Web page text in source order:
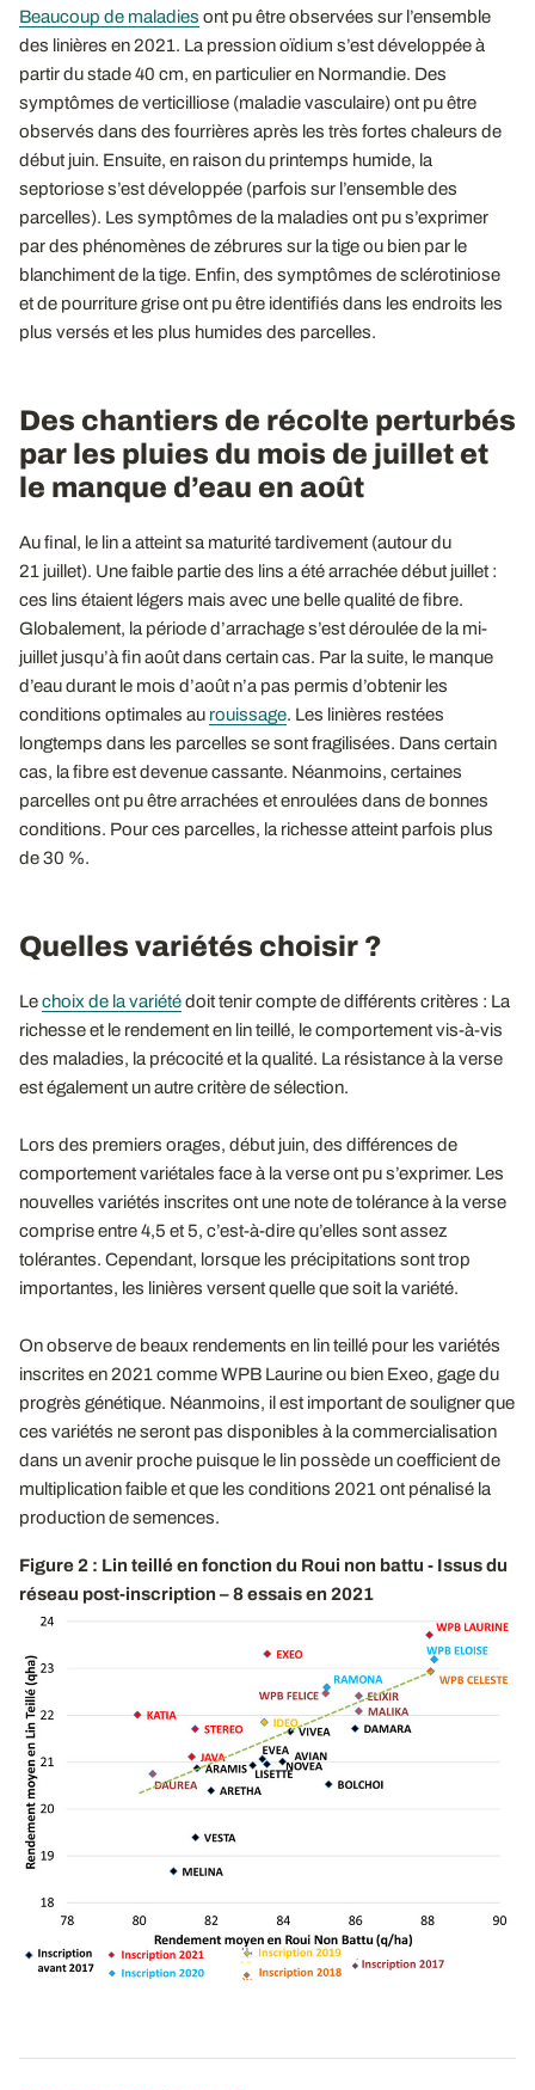
Beaucoup de maladies ont pu être observées sur l’ensemble
des linières en 2021. La pression oïdium s’est développée à
partir du stade 40 cm, en particulier en Normandie. Des
symptômes de verticilliose (maladie vasculaire) ont pu être
observés dans des fourrières après les très fortes chaleurs de
début juin. Ensuite, en raison du printemps humide, la
septoriose s’est développée (parfois sur l’ensemble des
parcelles). Les symptômes de la maladies ont pu s’exprimer
par des phénomènes de zébrures sur la tige ou bien par le
blanchiment de la tige. Enfin, des symptômes de sclérotiniose
et de pourriture grise ont pu être identifiés dans les endroits les
plus versés et les plus humides des parcelles.
Des chantiers de récolte perturbés
par les pluies du mois de juillet et
le manque d’eau en août
Au final, le lin a atteint sa maturité tardivement (autour du
21 juillet). Une faible partie des lins a été arrachée début juillet :
ces lins étaient légers mais avec une belle qualité de fibre.
Globalement, la période d’arrachage s’est déroulée de la mi-
juillet jusqu’à fin août dans certain cas. Par la suite, le manque
d’eau durant le mois d’août n’a pas permis d’obtenir les
conditions optimales au rouissage. Les linières restées
longtemps dans les parcelles se sont fragilisées. Dans certain
cas, la fibre est devenue cassante. Néanmoins, certaines
parcelles ont pu être arrachées et enroulées dans de bonnes
conditions. Pour ces parcelles, la richesse atteint parfois plus
de 30 %.
Quelles variétés choisir ?
Lechoix de la variétédoit tenir compte de différents critères : La
richesse et le rendement en lin teillé, le comportement vis-à-vis
des maladies, la précocité et la qualité. La résistance à la verse
est également un autre critère de sélection.
Lors des premiers orages, début juin, des différences de
comportement variétales face à la verse ont pu s’exprimer. Les
nouvelles variétés inscrites ont une note de tolérance à la verse
comprise entre 4,5 et 5, c’est-à-dire qu’elles sont assez
tolérantes. Cependant, lorsque les précipitations sont trop
importantes, les linières versent quelle que soit la variété.
On observe de beaux rendements en lin teillé pour les variétés
inscrites en 2021 comme WPB Laurine ou bien Exeo, gage du
progrès génétique. Néanmoins, il est important de souligner que
ces variétés ne seront pas disponibles à la commercialisation
dans un avenir proche puisque le lin possède un coefficient de
multiplication faible et que les conditions 2021 ont pénalisé la
production de semences.
Figure 2 : Lin teillé en fonction du Roui non battu - Issus du
réseau post-inscription – 8 essais en 2021